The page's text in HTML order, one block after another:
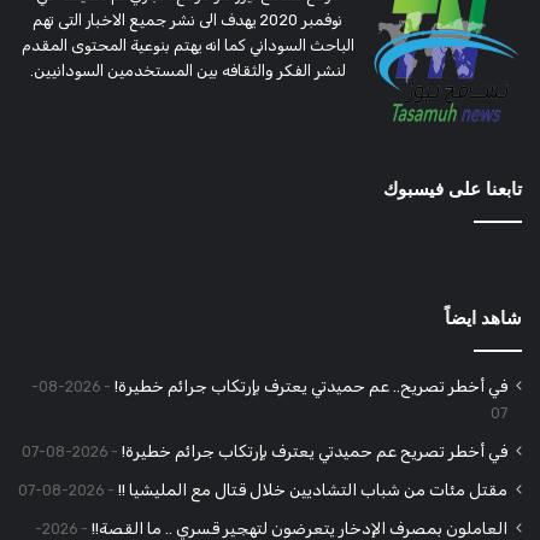
نوفمبر 2020 يهدف الى نشر جميع الاخبار التى تهم
الباحث السوداني كما انه يهتم بنوعية المحتوى المقدم
لنشر الفكر والثقافه بين المستخدمين السودانيين.
تابعنا على فيسبوك
شاهد ايضاً
في أخطر تصريح.. عم حميدتي يعترف بإرتكاب جرائم خطيرة!
2026-08-
07
في أخطر تصريح عم حميدتي يعترف بإرتكاب جرائم خطيرة! 2026-08-07
مقتل مئات من شباب التشاديين خلال قتال مع المليشيا !! 2026-08-07
العاملون بمصرف الإدخار يتعرضون لتهجير قسري .. ما القصة!! 2026-